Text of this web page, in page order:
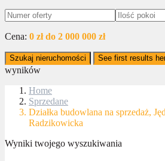
Cena: 0 zł do 2 000 000 zł
Szukaj nieruchomości See first results
wyników
Home
Sprzedane
Działka budowlana na sprzedaż,
Radzikowicka
Wyniki twojego wyszukiwania